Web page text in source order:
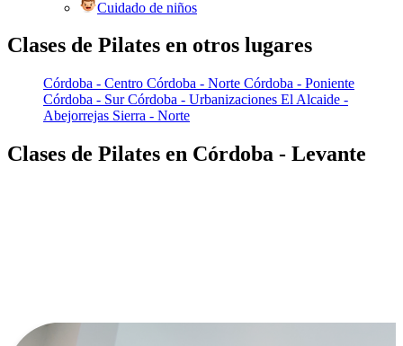
Cuidado de niños
Clases de Pilates en otros lugares
Córdoba - Centro Córdoba - Norte Córdoba - Poniente
Córdoba - Sur Córdoba - Urbanizaciones El Alcaide -
Abejorrejas Sierra - Norte
Clases de Pilates en Córdoba - Levante